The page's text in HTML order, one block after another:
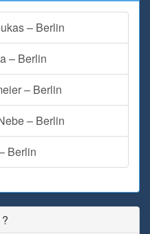
– Berlin
– Berlin
– Berlin
– Berlin
Berlin